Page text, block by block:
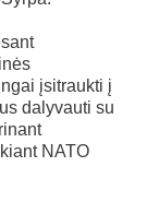
įsitraukti į
dalyvauti su
NATO